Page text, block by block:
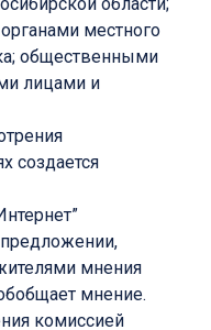
области;
местного
общественными
лицами и
создается
мнения
мнение.
комиссией